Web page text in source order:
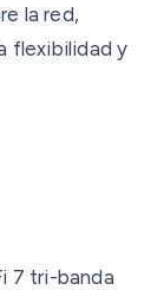
la red,
flexibilidad y
7 tri-banda